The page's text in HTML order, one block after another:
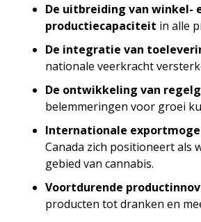
De uitbreiding van winkel-
productiecapaciteit in alle
De integratie van
nationale veerkracht
De ontwikkeling van
belemmeringen voor groei
Internationale
Canada zich positioneert als
gebied van cannabis.
Voortdurende
producten tot dranken en